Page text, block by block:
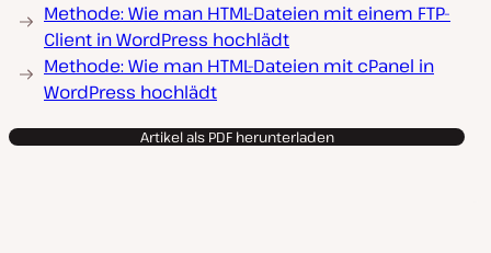
Methode: Wie man HTML-Dateien mit einem FTP-
Client in WordPress hochlädt
Methode: Wie man HTML-Dateien mit cPanel in
WordPress hochlädt
Artikel als PDF herunterladen